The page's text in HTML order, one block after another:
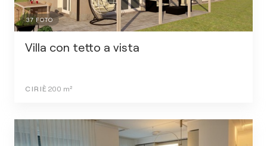
37 FOTO
Villa con tetto a vista
CIRIÈ 200 m²